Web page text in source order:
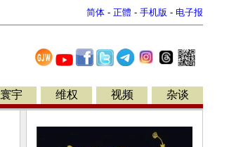
简体 - 正體 - 手机版 - 电子报
寰宇 维权 视频 杂谈